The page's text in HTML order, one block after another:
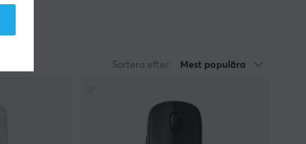
Sortera efter: Mest populära